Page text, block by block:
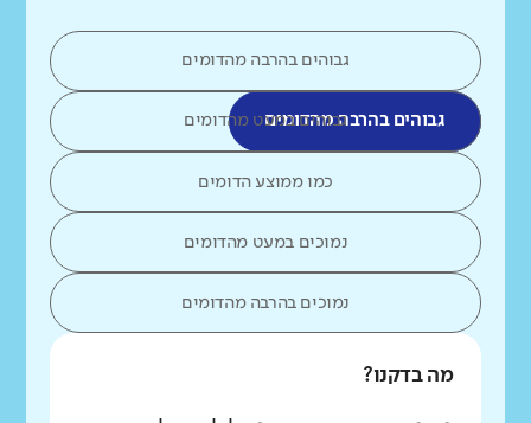
גבוהים בהרבה מהדומים
גבוהים בהרבה מהדומיםגבוהים במעט מהדומים
כמו ממוצע הדומים
נמוכים במעט מהדומים
נמוכים בהרבה מהדומים
מה בדקנו?